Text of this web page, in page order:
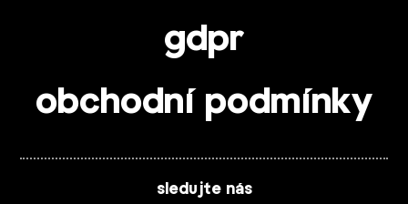
gdpr
obchodní podmínky
sledujte nás